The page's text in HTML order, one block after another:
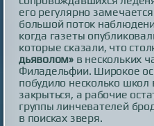
его регулярно
большой поток
когда газеты
которые сказали, что
дьяволом» в нескольких
Филадельфии. Широкое
побудило несколько школ
закрыться, а рабочие
группы линчевателей
в поисках зверя.